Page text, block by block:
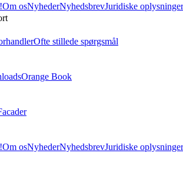
Om osNyhederNyhedsbrevJuridiske oplysninger
Ofte stillede spørgsmål
Orange Book
Om osNyhederNyhedsbrevJuridiske oplysninger